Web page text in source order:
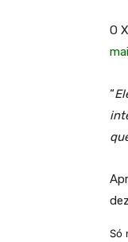
O
“
A
Só